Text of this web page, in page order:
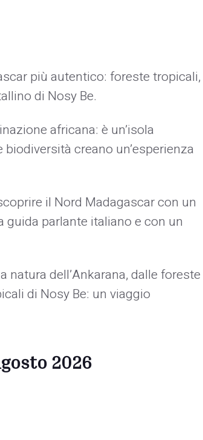
più autentico: foreste tropicali,
di Nosy Be.
africana: è un’isola
creano un’esperienza
il Nord Madagascar con un
parlante italiano e con un
natura dell’Ankarana, dalle foreste
di Nosy Be: un viaggio
2026